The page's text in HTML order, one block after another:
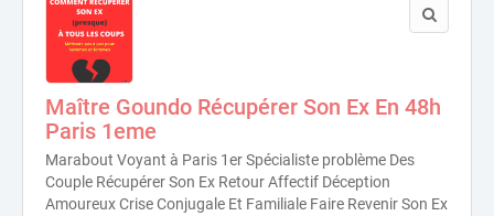
Maître Goundo Récupérer Son Ex En 48h
Paris 1eme
Marabout Voyant à Paris 1er Spécialiste problème Des
Couple Récupérer Son Ex Retour Affectif Déception
Amoureux Crise Conjugale Et Familiale Faire Revenir Son Ex